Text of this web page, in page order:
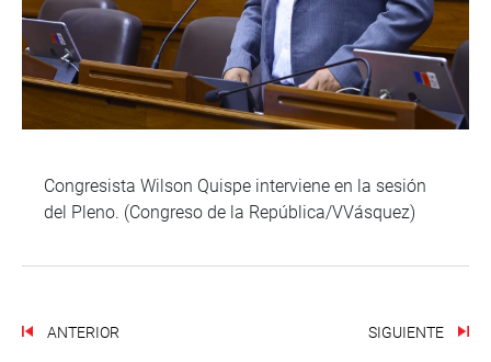
Congresista Wilson Quispe interviene en la sesión
del Pleno. (Congreso de la República/VVásquez)
ANTERIOR SIGUIENTE